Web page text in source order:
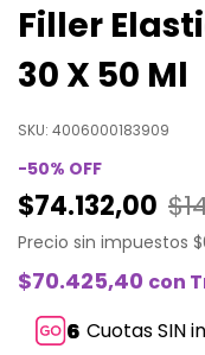
Filler
30 X 50 Ml
SKU: 4006000183909
-50% OFF
$74.132,00
Precio sin impuestos
$70.425,40 con
Cuotas SIN